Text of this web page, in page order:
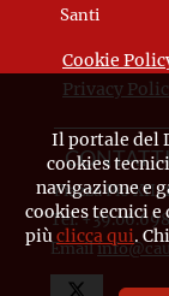
Santi
Cookie
Privacy
CONTATTI
Piazza Pio XII,
Tel.
Email
Il portale del
cookies
navigazione e
cookies tecnici e
piùclicca qui.